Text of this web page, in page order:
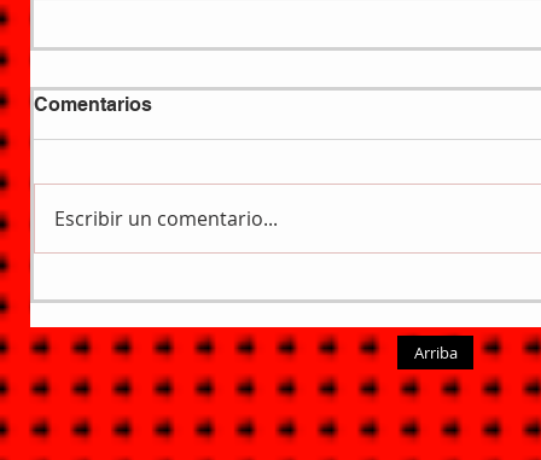
Comentarios
Escribir un comentario...
Arriba